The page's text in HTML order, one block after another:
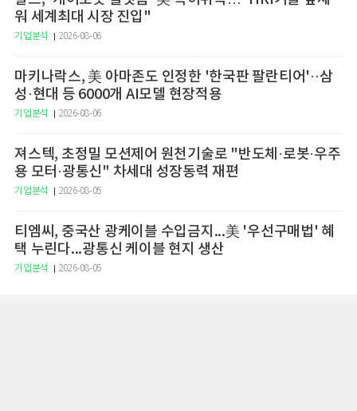
워 세계최대 시장 진입"
기업분석 2026-08-06
마키나락스, 美 아마존도 인정한 '한국판 팔란티어'··삼
성·현대 등 6000개 AI모델 현장적용
기업분석 2026-08-06
져스텍, 초정밀 모션제어 원천기술로 "반도체·로봇·우주
용 모터·광통신" 차세대 성장동력 재편
기업분석 2026-08-05
티엠씨, 중국산 광케이블 수입금지...美 '우선구매법' 혜
택 누린다...광통신 케이블 현지 생산
기업분석 2026-08-05